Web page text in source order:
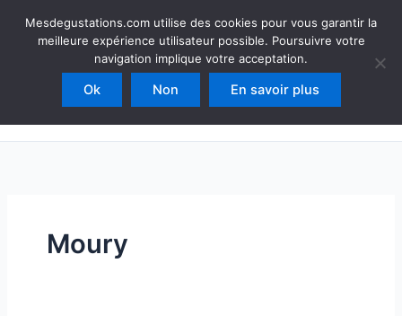
Mesdegustations
Dégustations, accords & autour du vin
Rechercher
Moury
Mesdegustations.com utilise des cookies pour vous garantir la
meilleure expérience utilisateur possible. Poursuivre votre
navigation implique votre acceptation.
Ok Non En savoir plus